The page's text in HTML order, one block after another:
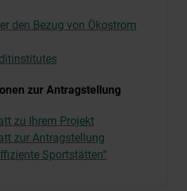
den Bezug von Ökostrom
zur Antragstellung
zu Ihrem Projekt
zur Antragstellung
Sportstätten“